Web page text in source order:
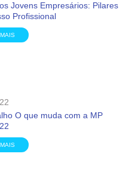
Jovens Empresários: Pilares
Profissional
O que muda com a MP